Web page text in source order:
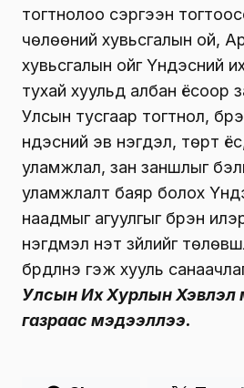
тогтнолоо сэргээн
чөлөөний хувьсгалын ой,
хувьсгалын ойг Үндэсний
тухай хуульд албан ёсоор
Улсын тусгаар тогтнол,
үндэсний эв нэгдэл, төрт ёс,
уламжлал, зан заншлыг
уламжлалт баяр болох
наадмыг агуулгыг бүрэн
нэгдмэл үнэт зүйлийг
бүрдүүлнэ гэж хууль
Улсын Их Хурлын Хэвлэл
газраас мэдээллээ.